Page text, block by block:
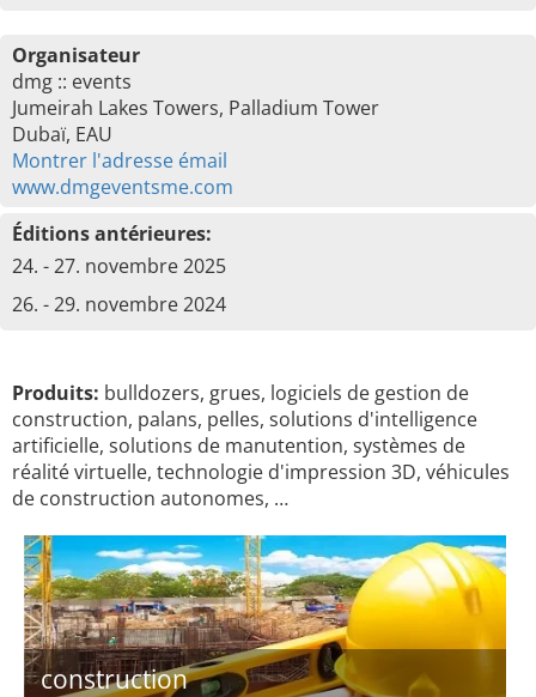
Organisateur
dmg :: events
Jumeirah Lakes Towers, Palladium Tower
Dubaï, EAU
Montrer l'adresse émail
www.dmgeventsme.com
Éditions antérieures:
24. - 27. novembre 2025
26. - 29. novembre 2024
Produits: bulldozers, grues, logiciels de gestion de
construction, palans, pelles, solutions d'intelligence
artificielle, solutions de manutention, systèmes de
réalité virtuelle, technologie d'impression 3D, véhicules
de construction autonomes, …
construction